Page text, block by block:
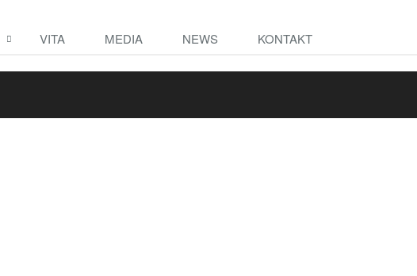
VITA MEDIA NEWS KONTAKT